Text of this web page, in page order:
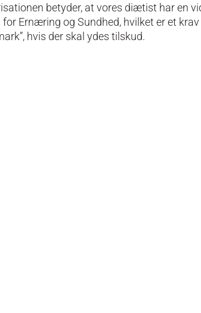
betyder, at vores diætist har en
for Ernæring og Sundhed, hvilket er et
hvis der skal ydes tilskud.